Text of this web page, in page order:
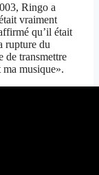
Ringo a
vraiment
qu’il était
rupture du
de transmettre
musique».